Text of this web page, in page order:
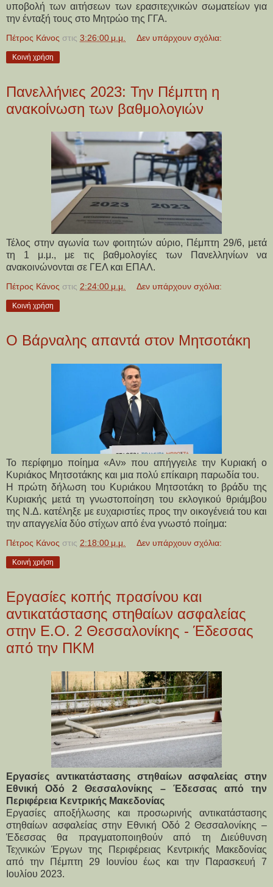
υποβολή των αιτήσεων των ερασιτεχνικών σωματείων για
την ένταξή τους στο Μητρώο της ΓΓΑ.
Πέτρος Κάνος στις 3:26:00 μ.μ. Δεν υπάρχουν σχόλια:
Κοινή χρήση
Πανελλήνιες 2023: Την Πέμπτη η
ανακοίνωση των βαθμολογιών
Τέλος στην αγωνία των φοιτητών αύριο, Πέμπτη 29/6, μετά
τη 1 μ.μ., με τις βαθμολογίες των Πανελληνίων να
ανακοινώνονται σε ΓΕΛ και ΕΠΑΛ.
Πέτρος Κάνος στις 2:24:00 μ.μ. Δεν υπάρχουν σχόλια:
Κοινή χρήση
Ο Βάρναλης απαντά στον Μητσοτάκη
Το περίφημο ποίημα «Αν» που απήγγειλε την Κυριακή ο
Κυριάκος Μητσοτάκης και μια πολύ επίκαιρη παρωδία του.
H πρώτη δήλωση του Κυριάκου Μητσοτάκη το βράδυ της
Κυριακής μετά τη γνωστοποίηση του εκλογικού θριάμβου
της Ν.Δ. κατέληξε με ευχαριστίες προς την οικογένειά του και
την απαγγελία δύο στίχων από ένα γνωστό ποίημα:
Πέτρος Κάνος στις 2:18:00 μ.μ. Δεν υπάρχουν σχόλια:
Κοινή χρήση
Εργασίες κοπής πρασίνου και
αντικατάστασης στηθαίων ασφαλείας
στην Ε.Ο. 2 Θεσσαλονίκης - Έδεσσας
από την ΠΚΜ
Εργασίες αντικατάστασης στηθαίων ασφαλείας στην
Εθνική Οδό 2 Θεσσαλονίκης – Έδεσσας από την
Περιφέρεια Κεντρικής Μακεδονίας
Εργασίες αποξήλωσης και προσωρινής αντικατάστασης
στηθαίων ασφαλείας στην Εθνική Οδό 2 Θεσσαλονίκης –
Έδεσσας θα πραγματοποιηθούν από τη Διεύθυνση
Τεχνικών Έργων της Περιφέρειας Κεντρικής Μακεδονίας
από την Πέμπτη 29 Ιουνίου έως και την Παρασκευή 7
Ιουλίου 2023.